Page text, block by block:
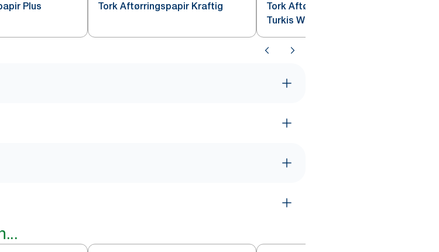
Plus Tork Aftørringspapir Kraftig
Tork Aftørringsklud Sensitiv
Turkis W1/2/3